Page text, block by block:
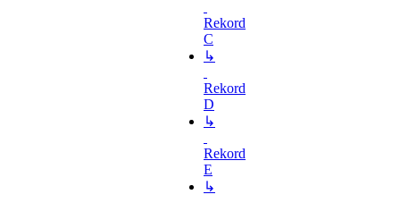
Rekord
C
↳
Rekord
D
↳
Rekord
E
↳